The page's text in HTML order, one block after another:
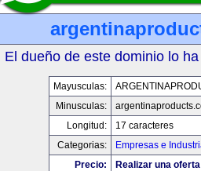
El dueño de este dominio lo
Mayusculas:
Minusculas:
Longitud:
17 caracteres
Categorias:
Empresas e
Precio:
Realizar una